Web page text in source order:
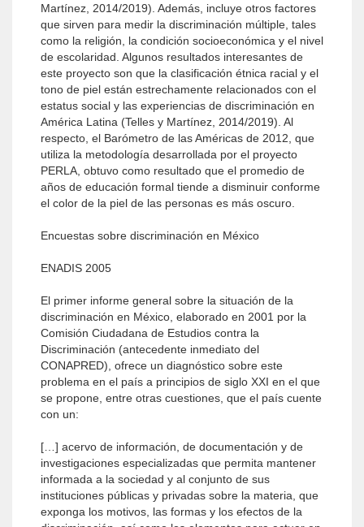
Martínez, 2014/2019). Además, incluye otros factores
que sirven para medir la discriminación múltiple, tales
como la religión, la condición socioeconómica y el nivel
de escolaridad. Algunos resultados interesantes de
este proyecto son que la clasificación étnica racial y el
tono de piel están estrechamente relacionados con el
estatus social y las experiencias de discriminación en
América Latina (Telles y Martínez, 2014/2019). Al
respecto, el Barómetro de las Américas de 2012, que
utiliza la metodología desarrollada por el proyecto
PERLA, obtuvo como resultado que el promedio de
años de educación formal tiende a disminuir conforme
el color de la piel de las personas es más oscuro.
Encuestas sobre discriminación en México
ENADIS 2005
El primer informe general sobre la situación de la
discriminación en México, elaborado en 2001 por la
Comisión Ciudadana de Estudios contra la
Discriminación (antecedente inmediato del
CONAPRED), ofrece un diagnóstico sobre este
problema en el país a principios de siglo XXI en el que
se propone, entre otras cuestiones, que el país cuente
con un:
[…] acervo de información, de documentación y de
investigaciones especializadas que permita mantener
informada a la sociedad y al conjunto de sus
instituciones públicas y privadas sobre la materia, que
exponga los motivos, las formas y los efectos de la